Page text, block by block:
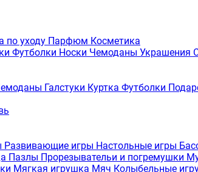
по уходу Парфюм Косметика
Футболки Носки Чемоданы Украшения
Галстуки Куртка Футболки
Развивающие игры Настольные игры
Пазлы Прорезывательи и погремушки
Мягкая игрушка Мяч Колыбельные